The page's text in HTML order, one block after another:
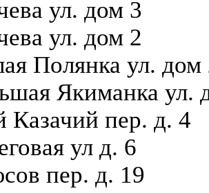
ул. дом 3
ул. дом 2
Полянка ул. дом
Якиманка ул.
Казачий пер. д. 4
ул д. 6
пер. д. 19